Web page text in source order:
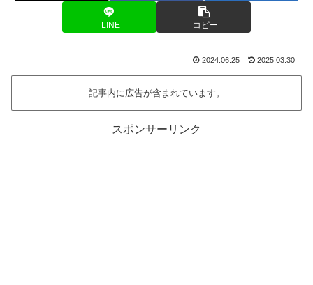
LINE コピー
2024.06.25 2025.03.30
記事内に広告が含まれています。
スポンサーリンク